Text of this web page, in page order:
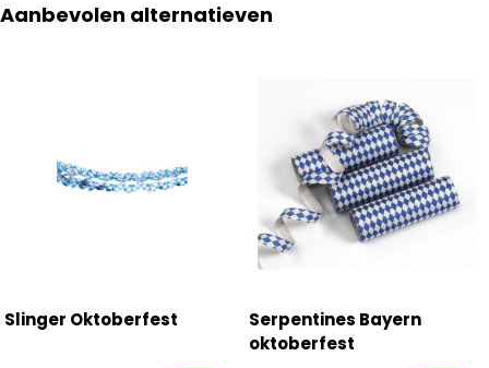
Aanbevolen alternatieven
Slinger Oktoberfest
Serpentines Bayern
oktoberfest